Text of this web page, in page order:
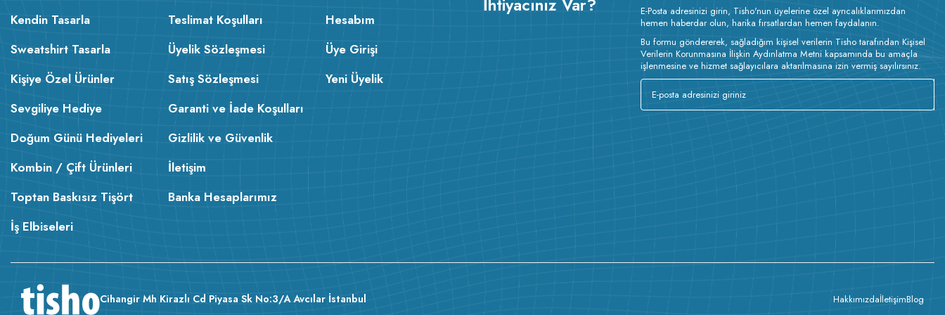
Kendin Tasarla
Sweatshirt Tasarla
Kişiye Özel Ürünler
Sevgiliye Hediye
Doğum Günü Hediyeleri
Kombin / Çift Ürünleri
Toptan Baskısız Tişört
İş Elbiseleri
Teslimat Koşulları
Üyelik Sözleşmesi
Satış Sözleşmesi
Garanti ve İade Koşulları
Gizlilik ve Güvenlik
İletişim
Banka Hesaplarımız
Hesabım
Üye Girişi
Yeni Üyelik
E-Posta adresinizi girin, Tisho'nun üyelerine özel ayrıcalıklarımızdan
hemen haberdar olun, harika fırsatlardan hemen faydalanın.
Bu formu göndererek, sağladığım kişisel verilerin Tisho tarafından Kişisel
Verilerin Korunmasına İlişkin Aydınlatma Metni kapsamında bu amaçla
işlenmesine ve hizmet sağlayıcılara aktarılmasına izin vermiş sayılırsınız.
Cihangir Mh Kirazlı Cd Piyasa Sk No:3/A Avcılar İstanbul HakkımızdaİletişimBlog